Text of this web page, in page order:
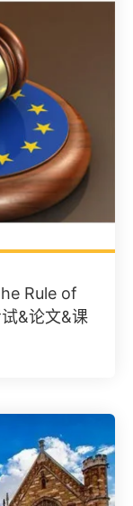
Rule of
&论文&课